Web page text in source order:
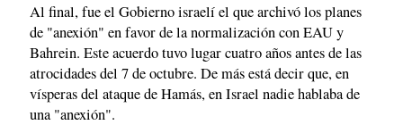
Al final, fue el Gobierno israelí el que archivó los planes
de "anexión" en favor de la normalización con EAU y
Bahrein. Este acuerdo tuvo lugar cuatro años antes de las
atrocidades del 7 de octubre. De más está decir que, en
vísperas del ataque de Hamás, en Israel nadie hablaba de
una "anexión".